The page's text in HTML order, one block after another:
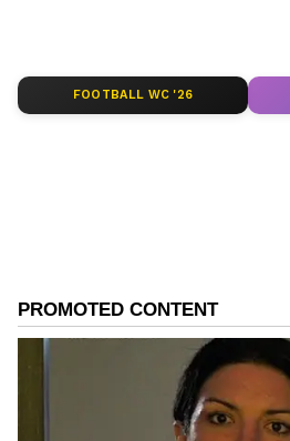
ABOUT THE AUTHOR
FOOTBALL WC '26